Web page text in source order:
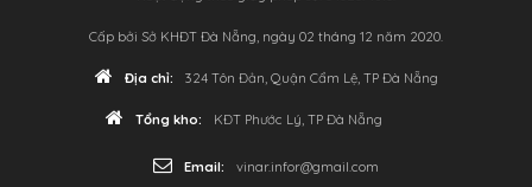
Cấp bởi Sở KHĐT Đà Nẵng, ngày 02 tháng 12 năm 2020.
Địa chỉ: 324 Tôn Đản, Quận Cẩm Lệ, TP Đà Nẵng
Tổng kho: KĐT Phước Lý, TP Đà Nẵng
Email: vinar.infor@gmail.com